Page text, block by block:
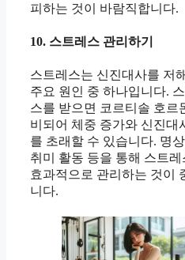
피하는 것이 바람직합니다.
10. 스트레스 관리하기
스트레스는 신진대사를 저
주요 원인 중 하나입니다. 스
스를 받으면 코르티솔 호르
비되어 체중 증가와 신진대
를 초래할 수 있습니다. 명
취미 활동 등을 통해 스트레
효과적으로 관리하는 것이
니다.